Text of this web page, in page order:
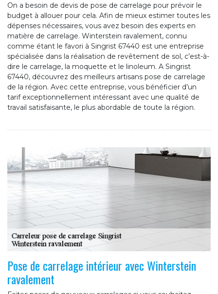
On a besoin de devis de pose de carrelage pour prévoir le
budget à allouer pour cela. Afin de mieux estimer toutes les
dépenses nécessaires, vous avez besoin des experts en
matière de carrelage. Winterstein ravalement, connu
comme étant le favori à Singrist 67440 est une entreprise
spécialisée dans la réalisation de revêtement de sol, c’est-à-
dire le carrelage, la moquette et le linoleum. A Singrist
67440, découvrez des meilleurs artisans pose de carrelage
de la région. Avec cette entreprise, vous bénéficier d’un
tarif exceptionnellement intéressant avec une qualité de
travail satisfaisante, le plus abordable de toute la région.
Pose de carrelage intérieur avec Winterstein
ravalement